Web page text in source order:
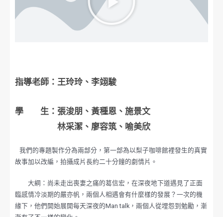
指導老師：王玲玲、李翊駿
學 生：張浚朋、黃種恩、施景文
林采潔、廖容筑、喻美欣
我們的專題製作分為兩部分，第一部為以梨子咖啡館裡發生的真實
故事加以改編，拍攝成片長約二十分鐘的劇情片。
大綱：尚未走出喪妻之痛的葛信宏，在深夜地下道遇見了正面
臨感情冷淡期的嚴亦帆，兩個人相遇會有什麼樣的發展？一次的機
緣下，他們開始展開每天深夜的Man talk，兩個人從埋怨到勉勵，漸